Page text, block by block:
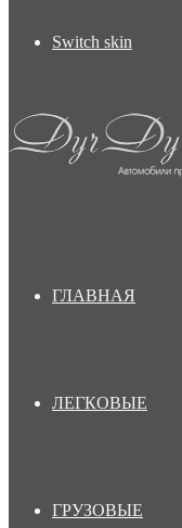
Switch skin
ГЛАВНАЯ
ЛЕГКОВЫЕ
ГРУЗОВЫЕ